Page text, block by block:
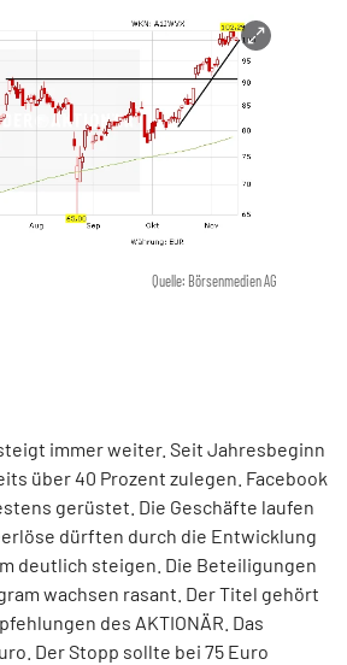
Quelle: Börsenmedien AG
immer weiter. Seit Jahresbeginn
über 40 Prozent zulegen. Facebook
gerüstet. Die Geschäfte laufen
dürften durch die Entwicklung
deutlich steigen. Die Beteiligungen
wachsen rasant. Der Titel gehört
des AKTIONÄR. Das
Der Stopp sollte bei 75 Euro